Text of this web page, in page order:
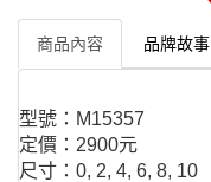
商品內容 品牌故事
型號：M15357
定價：2900元
尺寸：0, 2, 4, 6, 8, 10